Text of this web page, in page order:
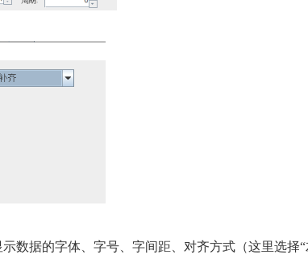
数据的字体、字号、字间距、对齐方式（这里选择“